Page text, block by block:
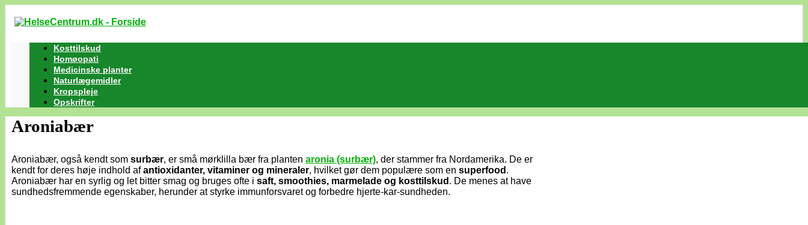
Kosttilskud
Homøopati
Medicinske planter
Naturlægemidler
Kropspleje
Opskrifter
Aroniabær
Aroniabær, også kendt som surbær, er små mørklilla bær fra planten aronia (surbær), der stammer fra Nordamerika. De er
kendt for deres høje indhold afantioxidanter, vitaminer og mineraler, hvilket gør dem populære som en superfood .
Aroniabær har en syrlig og let bitter smag og bruges ofte i saft, smoothies, marmelade og kosttilskud . De menes at have
sundhedsfremmende egenskaber, herunder at styrke immunforsvaret og forbedre hjerte-kar-sundheden.